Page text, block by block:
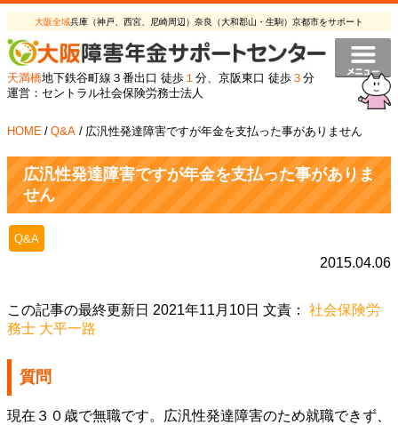
大阪全域兵庫（神戸、西宮、尼崎周辺）奈良（大和郡山・生駒）京都市をサポート
天満橋地下鉄谷町線３番出口 徒歩 １ 分、京阪東口 徒歩 ３ 分
運営：セントラル社会保険労務士法人
HOME / Q&A / 広汎性発達障害ですが年金を支払った事がありません
広汎性発達障害ですが年金を支払った事がありま
せん
Q&A
2015.04.06
この記事の最終更新日 2021年11月10日 文責： 社会保険労
務士 大平一路
質問
現在３０歳で無職です。広汎性発達障害のため就職できず、